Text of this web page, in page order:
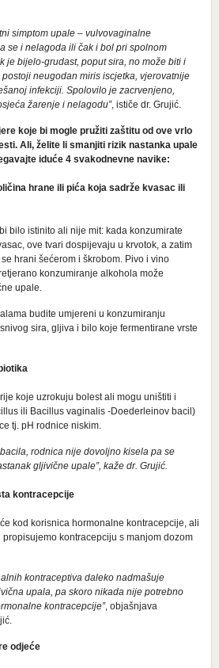
simptom upale – vulvovaginalne
se i nelagoda ili čak i bol pri spolnom
je bijelo-grudast, poput sira, no može biti i
neugodan miris iscjetka, vjerovatnije
infekciji. Spolovilo je zacrvenjeno,
žarenje i nelagodu”, ističe dr. Grujić.
koje bi mogle pružiti zaštitu od ove vrlo
Ali, želite li smanjiti rizik nastanka upale
iduće 4 svakodnevne navike:
hrane ili pića koja sadrže kvasac ili
bilo istinito ali nije mit: kada konzumirate
ove tvari dospijevaju u krvotok, a zatim
hrani šećerom i škrobom. Pivo i vino
konzumiranje alkohola može
upale.
budite umjereni u konzumiranju
sira, gljiva i bilo koje fermentirane vrste
koje uzrokuju bolest ali mogu uništiti i
ili Bacillus vaginalis -Doederleinov bacil)
tj. pH rodnice niskim.
rodnica nije dovoljno kisela pa se
gljivične upale”, kaže dr. Grujić.
kontracepcije
kod korisnica hormonalne kontracepcije, ali
kontracepciju s manjom dozom
kontraceptiva daleko nadmašuje
upala, pa skoro nikada nije potrebno
kontracepcije”, objašnjava
odjeće